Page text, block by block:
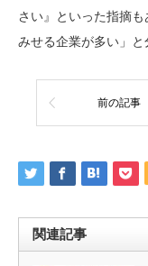
さい』といった指摘
みせる企業が多い」と
前の記事
関連記事